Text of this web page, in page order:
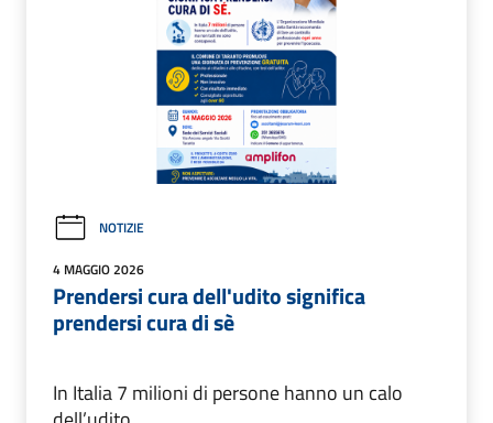
NOTIZIE
4 MAGGIO 2026
Prendersi cura dell'udito significa
prendersi cura di sè
In Italia 7 milioni di persone hanno un calo